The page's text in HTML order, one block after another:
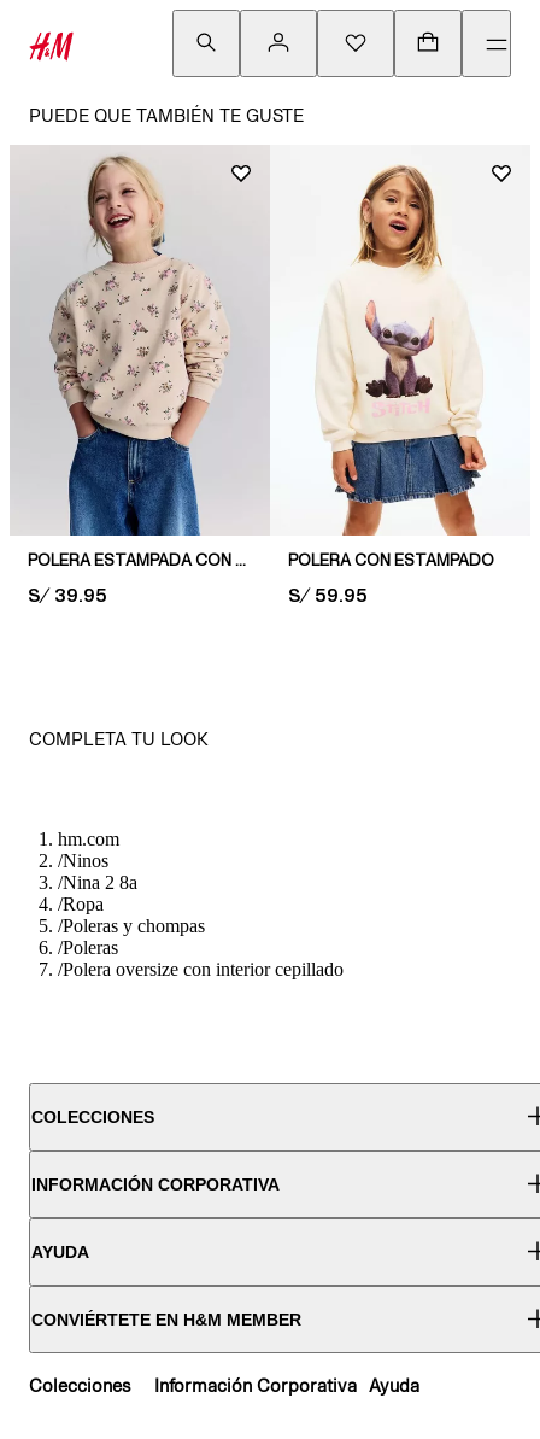
PUEDE QUE TAMBIÉN TE GUSTE
POLERA ESTAMPADA CON INTERIOR CEPILLADO
PRICE:
S/ 39.95
POLERA CON ESTAMPADO
PRICE:
S/ 59.95
COMPLETA TU LOOK
hm.com
/Ninos
/Nina 2 8a
/Ropa
/Poleras y chompas
/Poleras
/Polera oversize con interior cepillado
COLECCIONES
INFORMACIÓN CORPORATIVA
AYUDA
CONVIÉRTETE EN H&M MEMBER
Colecciones Información Corporativa Ayuda